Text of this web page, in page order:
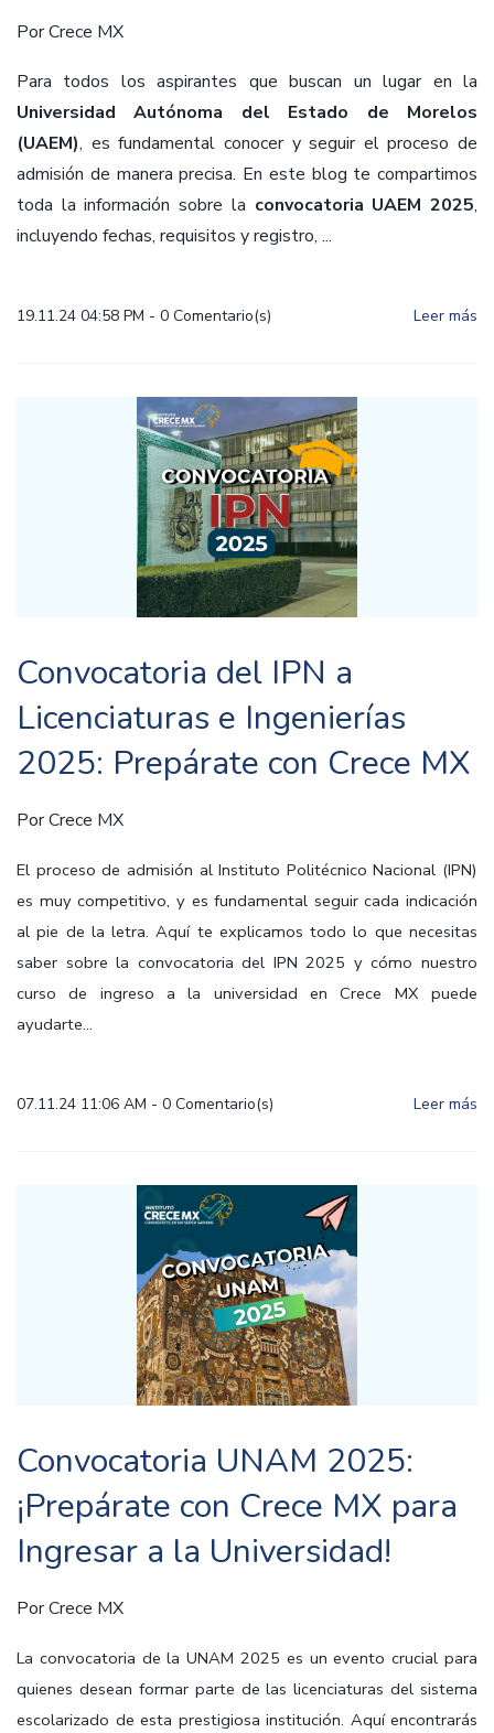
PorCrece MX
Para todos los aspirantes que buscan un lugar en la
Universidad Autónoma del Estado de Morelos
(UAEM), es fundamental conocer y seguir el proceso de
admisión de manera precisa. En este blog te compartimos
toda la información sobre la convocatoria UAEM 2025,
incluyendo fechas, requisitos y registro, ...
19.11.24 04:58 PM - 0 Comentario(s) Leer más
Convocatoria del IPN a
Licenciaturas e Ingenierías
2025: Prepárate con Crece MX
PorCrece MX
El proceso de admisión al Instituto Politécnico Nacional (IPN)
es muy competitivo, y es fundamental seguir cada indicación
al pie de la letra. Aquí te explicamos todo lo que necesitas
saber sobre la convocatoria del IPN 2025 y cómo nuestro
curso de ingreso a la universidad en Crece MX puede
ayudarte...
07.11.24 11:06 AM - 0 Comentario(s) Leer más
Convocatoria UNAM 2025:
¡Prepárate con Crece MX para
Ingresar a la Universidad!
PorCrece MX
La convocatoria de la UNAM 2025 es un evento crucial para
quienes desean formar parte de las licenciaturas del sistema
escolarizado de esta prestigiosa institución. Aquí encontrarás